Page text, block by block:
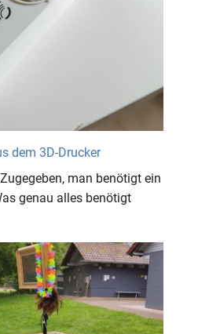
dem 3D-Drucker
man benötigt ein
genau alles benötigt